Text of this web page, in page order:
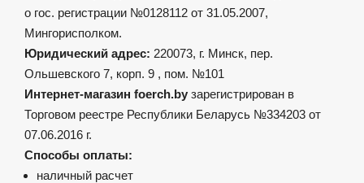
о гос. регистрации №0128112 от 31.05.2007,
Мингорисполком.
Юридический адрес: 220073, г. Минск, пер.
Ольшевского 7, корп. 9 , пом. №101
Интернет-магазин foerch.by зарегистрирован в
Торговом реестре Республики Беларусь №334203 от
07.06.2016 г.
Способы оплаты:
наличный расчет